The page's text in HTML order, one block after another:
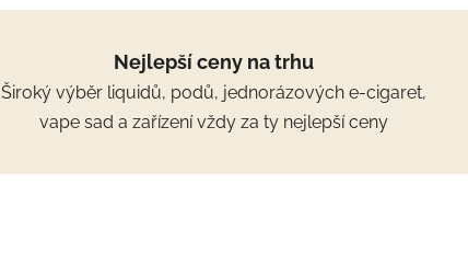
Nejlepší ceny na trhu
Široký výběr liquidů, podů, jednorázových e-cigaret,
vape sad a zařízení vždy za ty nejlepší ceny